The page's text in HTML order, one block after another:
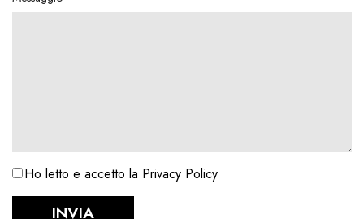
Ho letto e accetto la Privacy Policy
INVIA